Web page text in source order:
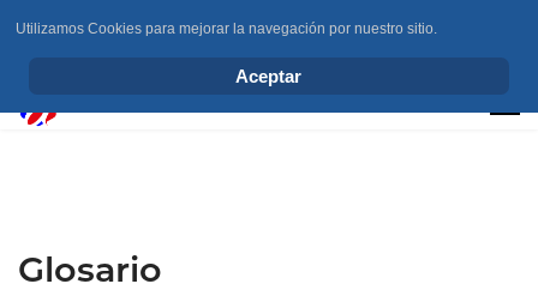
Glosario
Utilizamos Cookies para mejorar la navegación por nuestro sitio.
Aceptar